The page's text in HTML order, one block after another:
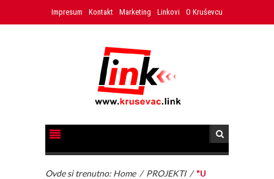
Impresum Kontakt Marketing Linkovi O Kruševcu
Ovde si trenutno: Home / PROJEKTI / "U